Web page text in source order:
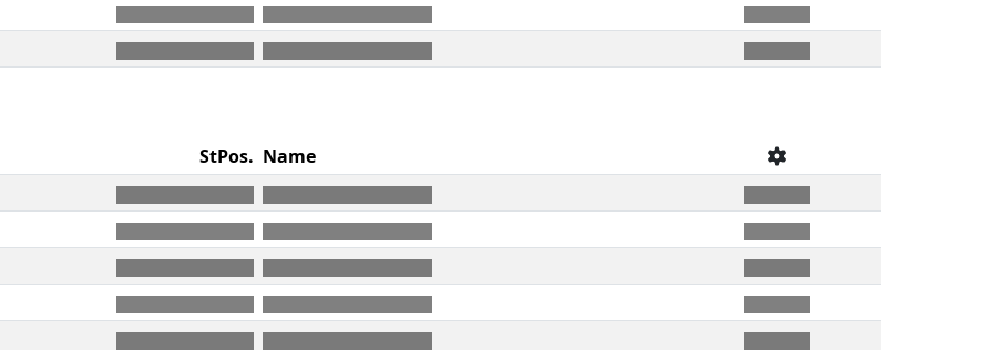
StPos. Name